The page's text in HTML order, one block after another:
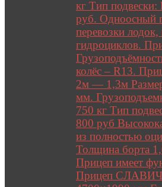
кг Тип подвески:
руб. Одноосный
перевозки лодок,
гидроциклов.
колёс – R13.
2м — 1,3м
мм.
750 кг Тип
800 руб
из полностью
Толщина борта
Прицеп имеет
Прицеп СЛАВИЧ